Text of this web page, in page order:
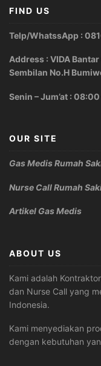
FIND US
Telp/WhatssApp :
Address : VIDA
Sembilan No.H
Senin – Jum’at :
OUR SITE
Gas Medis Rumah
Nurse Call Rumah
Artikel Gas Medis
ABOUT US
Kami adalah
dan Nurse Call yang
Indonesia.
Kami menyediakan
dengan kebutuhan